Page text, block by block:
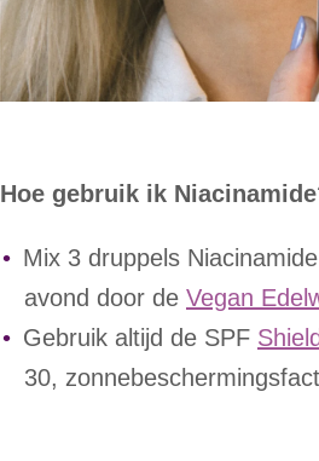
Hoe gebruik ik
Mix 3 druppels
avond door de Vegan
Gebruik altijd de SPF
30,